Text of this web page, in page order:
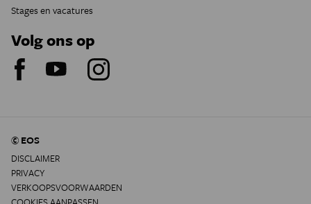
Stages en vacatures
Volg ons op
© EOS
DISCLAIMER
PRIVACY
VERKOOPSVOORWAARDEN